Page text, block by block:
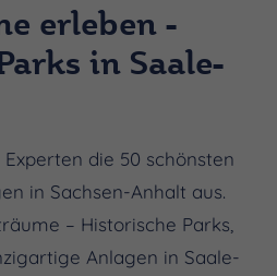
erleben -
in Saale-
die 50 schönsten
in Sachsen-Anhalt aus.
– Historische Parks,
Anlagen in Saale-